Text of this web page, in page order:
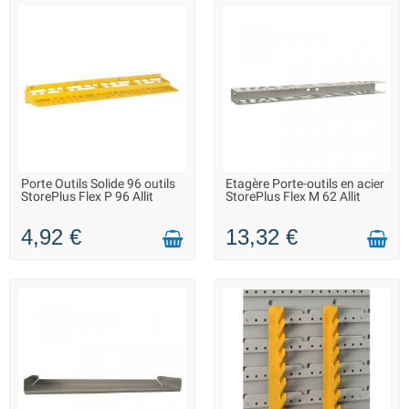
FIN DE SÉRIE : QUANTITÉ
MAX. DISPONIBLE
Porte Outils Solide 96 outils
StorePlus Flex P 96 Allit
4,92 €
LIVRAISON 2 À 3 JOURS
Etagère Porte-outils en acier
StorePlus Flex M 62 Allit
13,32 €